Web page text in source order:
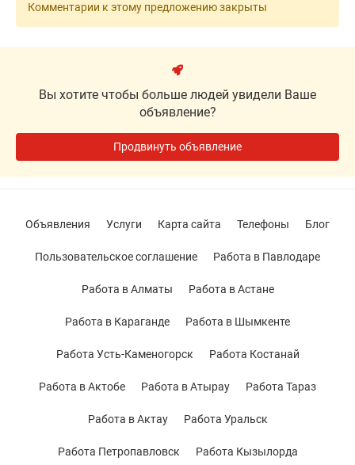
Комментарии к этому предложению закрыты
Вы хотите чтобы больше людей увидели Ваше
объявление?
Продвинуть объявление
Объявления Услуги Карта сайта Телефоны Блог
Пользовательское соглашение Работа в Павлодаре
Работа в Алматы Работа в Астане
Работа в Караганде Работа в Шымкенте
Работа Усть-Каменогорск Работа Костанай
Работа в Актобе Работа в Атырау Работа Тараз
Работа в Актау Работа Уральск
Работа Петропавловск Работа Кызылорда